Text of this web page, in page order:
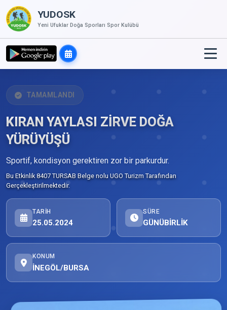
YUDOSK
Yeni Ufuklar Doğa Sporları Spor Kulübü
TAMAMLANDI
KIRAN YAYLASI ZİRVE DOĞA
YÜRÜYÜŞÜ
Sportif, kondisyon gerektiren zor bir parkurdur.
Bu Etkinlik 8407 TURSAB Belge nolu UGO Turizm Tarafından
Gerçekleştirilmektedir.
TARIH
25.05.2024
SÜRE
GÜNÜBİRLİK
KONUM
İNEGÖL/BURSA